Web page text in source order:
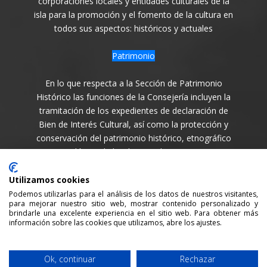
isla para la promoción y el fomento de la cultura en
todos sus aspectos: históricos y actuales
Patrimonio
En lo que respecta a la Sección de Patrimonio
Histórico las funciones de la Consejería incluyen la
tramitación de los expedientes de declaración de
Bien de Interés Cultural, así como la protección y
conservación del patrimonio histórico, etnográfico
y arqueológico de la Isla en todas sus variantes.
Consejería de Cultura y Patrimonio del Cabildo Insular
Utilizamos cookies
Podemos utilizarlas para el análisis de los datos de nuestros visitantes,
para mejorar nuestro sitio web, mostrar contenido personalizado y
brindarle una excelente experiencia en el sitio web. Para obtener más
información sobre las cookies que utilizamos, abre los ajustes.
Ok, continuar Rechazar